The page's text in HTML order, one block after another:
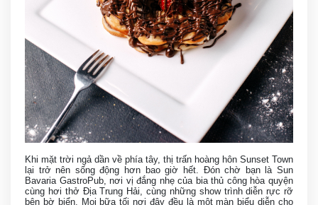
Khi mặt trời ngả dần về phía tây, thị trấn hoàng hôn Sunset Town
lại trở nên sống động hơn bao giờ hết. Đón chờ bạn là Sun
Bavaria GastroPub, nơi vị đắng nhẹ của bia thủ công hòa quyện
cùng hơi thở Địa Trung Hải, cùng những show trình diễn rực rỡ
bên bờ biển. Mọi bữa tối nơi đây đều là một màn biểu diễn cho